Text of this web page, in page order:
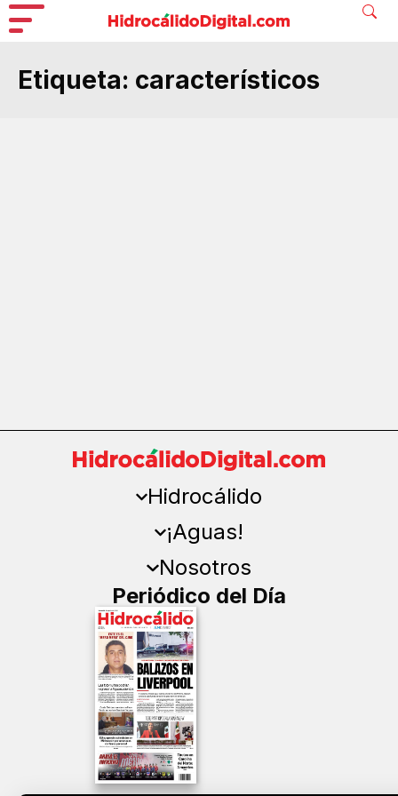
Etiqueta: característicos
Hidrocálido
¡Aguas!
Nosotros
Periódico del Día